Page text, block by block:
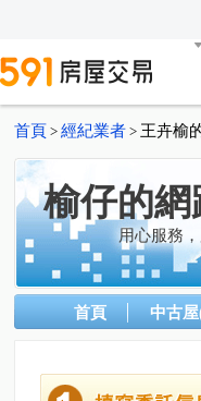
首頁 > 經紀業者 > 王卉榆
榆仔的
用心服務
首頁 中古屋